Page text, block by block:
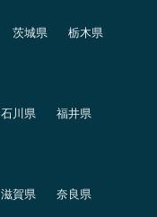
茨城県
栃木県
石川県
福井県
滋賀県
奈良県